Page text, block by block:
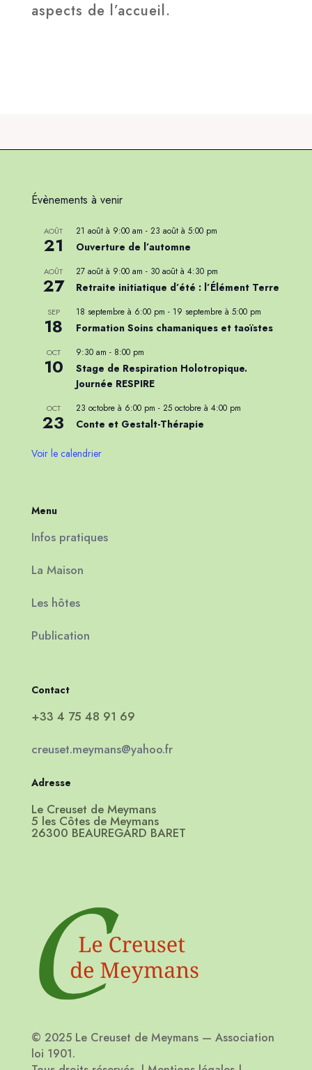
aspects de l’accueil.
Évènements à venir
AOÛT
21
21 août à 9:00 am - 23 août à 5:00 pm
Ouverture de l’automne
AOÛT
27
27 août à 9:00 am - 30 août à 4:30 pm
Retraite initiatique d’été : l’Élément Terre
SEP
18
18 septembre à 6:00 pm - 19 septembre à 5:00 pm
Formation Soins chamaniques et taoïstes
OCT
10
9:30 am - 8:00 pm
Stage de Respiration Holotropique.
Journée RESPIRE
OCT
23
23 octobre à 6:00 pm - 25 octobre à 4:00 pm
Conte et Gestalt-Thérapie
Voir le calendrier
Menu
Infos pratiques
La Maison
Les hôtes
Publication
Contact
+33 4 75 48 91 69
creuset.meymans@yahoo.fr
Adresse
Le Creuset de Meymans
5 les Côtes de Meymans
26300 BEAUREGARD BARET
© 2025 Le Creuset de Meymans — Association
loi 1901.